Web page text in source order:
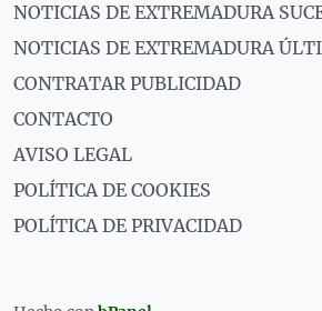
NOTICIAS DE EXTREMADURA
NOTICIAS DE EXTREMADURA
CONTRATAR PUBLICIDAD
CONTACTO
AVISO LEGAL
POLÍTICA DE COOKIES
POLÍTICA DE PRIVACIDAD